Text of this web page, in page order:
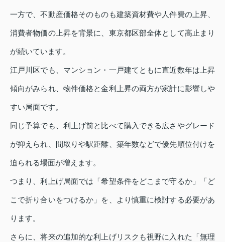
一方で、不動産価格そのものも建築資材費や人件費の上昇、
消費者物価の上昇を背景に、東京都区部全体として高止まり
が続いています。
江戸川区でも、マンション・一戸建てともに直近数年は上昇
傾向がみられ、物件価格と金利上昇の両方が家計に影響しや
すい局面です。
同じ予算でも、利上げ前と比べて購入できる広さやグレード
が抑えられ、間取りや駅距離、築年数などで優先順位付けを
迫られる場面が増えます。
つまり、利上げ局面では「希望条件をどこまで守るか」「ど
こで折り合いをつけるか」を、より慎重に検討する必要があ
ります。
さらに、将来の追加的な利上げリスクも視野に入れた「無理